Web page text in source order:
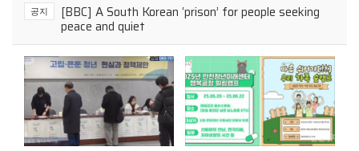
공지 [BBC] A South Korean ‘prison’ for people seeking
peace and quiet